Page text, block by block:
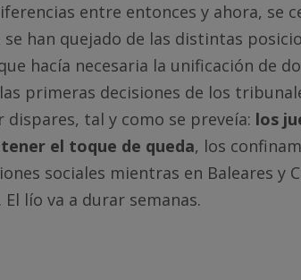
entre entonces y ahora, se
se han quejado de las distintas
hacía necesaria la unificación de
primeras decisiones de los
dispares, tal y como se preveía: los
el toque de queda, los
sociales mientras en Baleares y
lío va a durar semanas.